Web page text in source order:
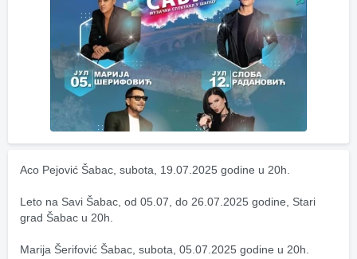
Aco Pejović Šabac, subota, 19.07.2025 godine u 20h.
Leto na Savi Šabac, od 05.07, do 26.07.2025 godine, Stari
grad Šabac u 20h.
Marija Šerifović Šabac, subota, 05.07.2025 godine u 20h.